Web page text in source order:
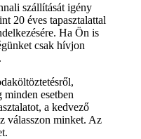
szállítását igény
20 éves tapasztalattal
Ha Ön is
csak hívjon
esetben
a kedvező
válasszon minket. Az